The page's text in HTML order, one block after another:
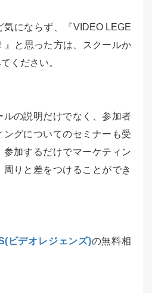
にならず、『VIDEO LEGE
』と思った方は、スクールか
ください。
の説明だけでなく、参加者
ングについてのセミナーも受
加するだけでマーケティン
りと差をつけることができ
ビデオレジェンズ)の無料相